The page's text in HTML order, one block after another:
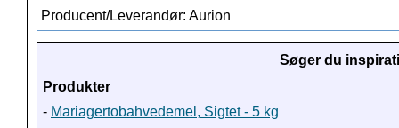
Producent/Leverandør: Aurion
Søger du
Produkter
- Mariagertobahvedemel, Sigtet - 5 kg